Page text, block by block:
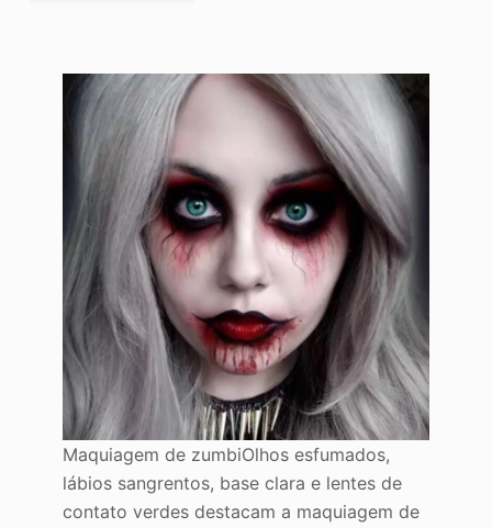
Maquiagem de zumbiOlhos esfumados,
lábios sangrentos, base clara e lentes de
contato verdes destacam a maquiagem de